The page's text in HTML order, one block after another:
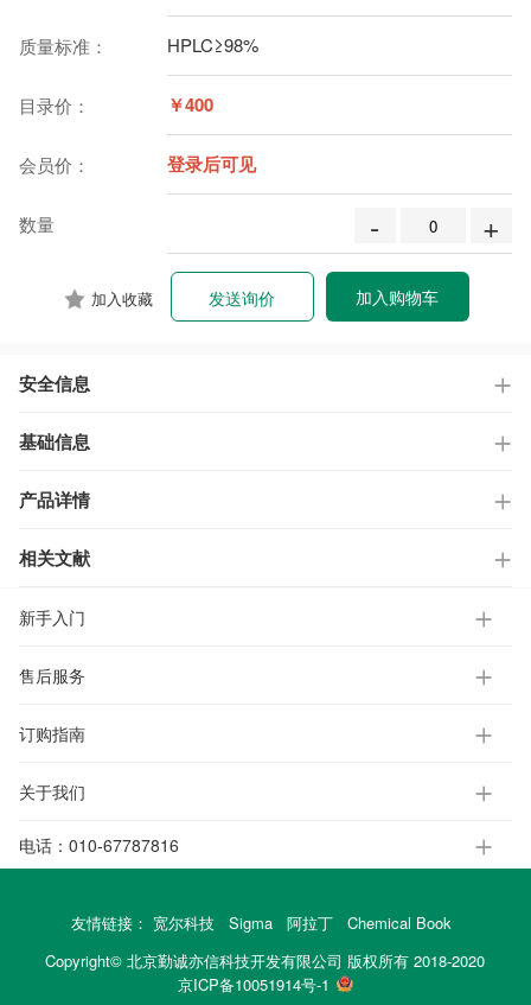
质量标准： HPLC≥98%
目录价： ￥400
会员价： 登录后可见
数量 - +
加入收藏 加入购物车
发送询价
安全信息
基础信息
产品详情
相关文献
新手入门
售后服务
订购指南
关于我们
电话： 010-67787816
友情链接： 宽尔科技 Sigma 阿拉丁
Chemical Book
Copyright© 北京勤诚亦信科技开发有限公司 版权所有 2018-2020
京ICP备10051914号-1